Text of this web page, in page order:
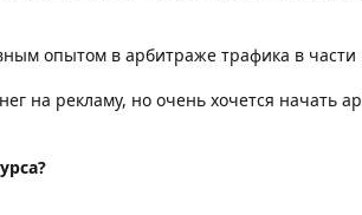
опытом в арбитраже трафика в
на рекламу, но очень хочется начать